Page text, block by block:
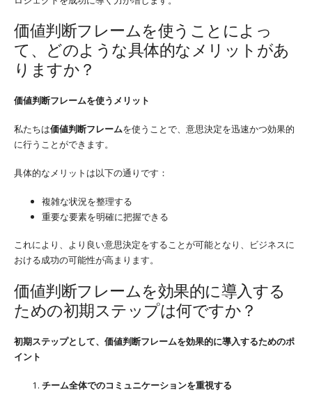
価値判断フレームを使うことによっ
て、どのような具体的なメリットがあ
りますか？
価値判断フレームを使うメリット
私たちは価値判断フレームを使うことで、意思決定を迅速かつ効果的
に行うことができます。
具体的なメリットは以下の通りです：
複雑な状況を整理する
重要な要素を明確に把握できる
これにより、より良い意思決定をすることが可能となり、ビジネスに
おける成功の可能性が高まります。
価値判断フレームを効果的に導入する
ための初期ステップは何ですか？
初期ステップとして、価値判断フレームを効果的に導入するためのポ
イント
チーム全体でのコミュニケーションを重視する